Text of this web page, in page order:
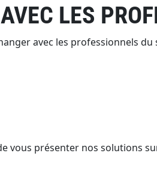
LES
avec les professionnels
vous présenter nos solutions